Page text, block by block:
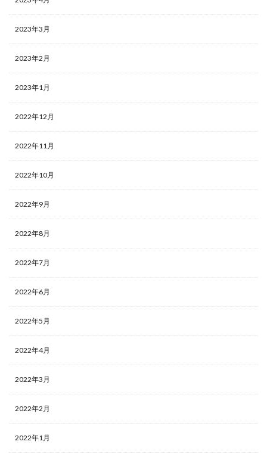
2023年3月
2023年2月
2023年1月
2022年12月
2022年11月
2022年10月
2022年9月
2022年8月
2022年7月
2022年6月
2022年5月
2022年4月
2022年3月
2022年2月
2022年1月